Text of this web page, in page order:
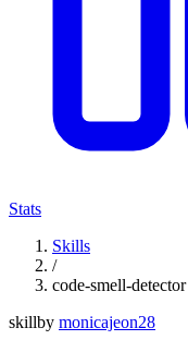
Stats
Skills
/
code-smell-detector
skillby monicajeon28